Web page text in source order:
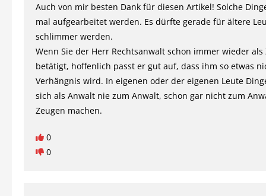
Auch von mir besten Dank für diesen Artikel! Solche
mal aufgearbeitet werden. Es dürfte gerade für ältere
schlimmer werden.
Wenn Sie der Herr Rechtsanwalt schon immer wieder als
betätigt, hoffenlich passt er gut auf, dass ihm so etwas
Verhängnis wird. In eigenen oder der eigenen Leute
sich als Anwalt nie zum Anwalt, schon gar nicht zum
Zeugen machen.
0
0